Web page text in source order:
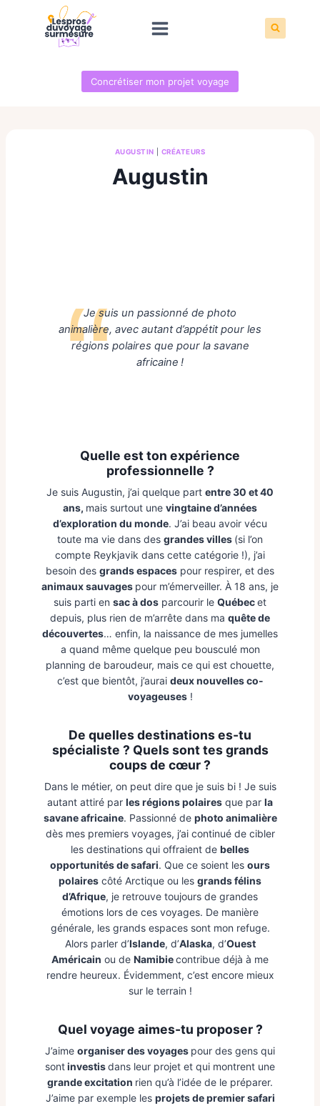
Concrétiser mon projet voyage
AUGUSTIN CRÉATEURS
Augustin
Je suis un passionné de photo
animalière, avec autant d’appétit pour les
régions polaires que pour la savane
africaine !
Quelle est ton expérience
professionnelle ?
Je suis Augustin, j’ai quelque part entre 30 et 40
ans, mais surtout une vingtaine d’années
d’exploration du monde. J’ai beau avoir vécu
toute ma vie dans des grandes villes (si l’on
compte Reykjavik dans cette catégorie !), j’ai
besoin des grands espaces pour respirer, et des
animaux sauvages pour m’émerveiller. À 18 ans, je
suis parti en sac à dos parcourir le Québecet
depuis, plus rien de m’arrête dans ma quête de
découvertes… enfin, la naissance de mes jumelles
a quand même quelque peu bousculé mon
planning de baroudeur, mais ce qui est chouette,
c’est que bientôt, j’aurai deux nouvelles co-
voyageuses!
De quelles destinations es-tu
spécialiste ? Quels sont tes grands
coups de cœur ?
Dans le métier, on peut dire que je suis bi ! Je suis
autant attiré par les régions polaires que par la
savane africaine. Passionné de photo animalière
dès mes premiers voyages, j’ai continué de cibler
les destinations qui offraient de belles
opportunités de safari. Que ce soient les ours
polaires côté Arctique ou les grands félins
d’Afrique, je retrouve toujours de grandes
émotions lors de ces voyages. De manière
générale, les grands espaces sont mon refuge.
Alors parler d’Islande, d’Alaska, d’Ouest
Américain ou de Namibiecontribue déjà à me
rendre heureux. Évidemment, c’est encore mieux
sur le terrain !
Quel voyage aimes-tu proposer ?
J’aime organiser des voyages pour des gens qui
sontinvestisdans leur projet et qui montrent une
grande excitation rien qu’à l’idée de le préparer.
J’aime par exemple les projets de premier safari